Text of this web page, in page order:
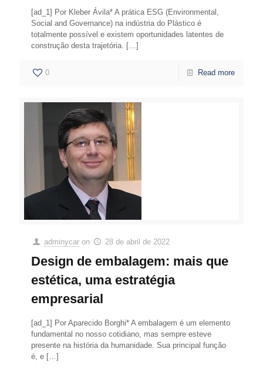
[ad_1] Por Kleber Ávila* A prática ESG (Environmental,
Social and Governance) na indústria do Plástico é
totalmente possível e existem oportunidades latentes de
construção desta trajetória. […]
0 Read more
adminycar on 28 de abril de 2022
Design de embalagem: mais que
estética, uma estratégia
empresarial
[ad_1] Por Aparecido Borghi* A embalagem é um elemento
fundamental no nosso cotidiano, mas sempre esteve
presente na história da humanidade. Sua principal função
é, e […]